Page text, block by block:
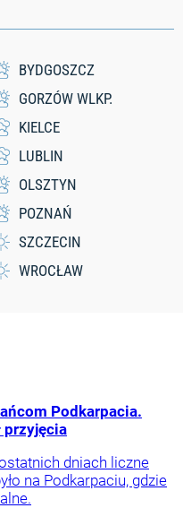
0
BYDGOSZCZ
GORZÓW
KIELCE
LUBLIN
OLSZTYN
POZNAŃ
SZCZECIN
WROCŁAW
Podkarpacia.
przyjęcia
dniach liczne
na Podkarpaciu, gdzie